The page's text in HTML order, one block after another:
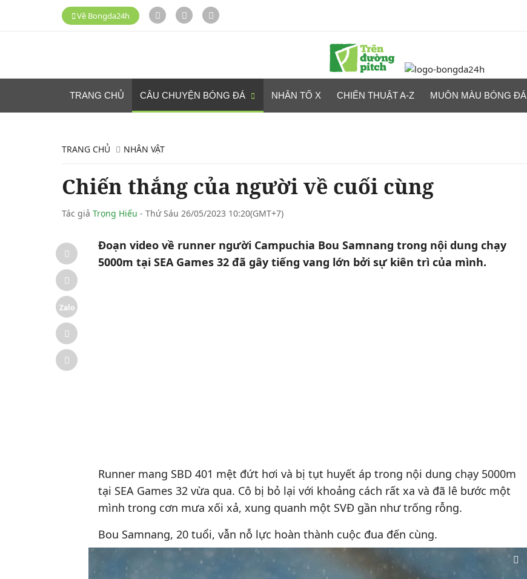
Về Bongda24h
TRANG CHỦ CÂU CHUYỆN BÓNG ĐÁ NHÂN TỐ X CHIẾN THUẬT A-Z MUÔN MÀU BÓNG ĐÁ
TRANG CHỦ NHÂN VẬT
Chiến thắng của người về cuối cùng
Tác giả Trọng Hiếu - Thứ Sáu 26/05/2023 10:20(GMT+7)
Zalo
Đoạn video về runner người Campuchia Bou Samnang trong nội dung chạy
5000m tại SEA Games 32 đã gây tiếng vang lớn bởi sự kiên trì của mình.
Runner mang SBD 401 mệt đứt hơi và bị tụt huyết áp trong nội dung chạy 5000m
tại SEA Games 32 vừa qua. Cô bị bỏ lại với khoảng cách rất xa và đã lê bước một
mình trong cơn mưa xối xả, xung quanh một SVĐ gần như trống rỗng.
Bou Samnang, 20 tuổi, vẫn nỗ lực hoàn thành cuộc đua đến cùng.